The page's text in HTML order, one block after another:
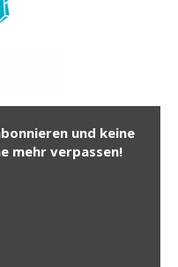
und keine
mehr verpassen!